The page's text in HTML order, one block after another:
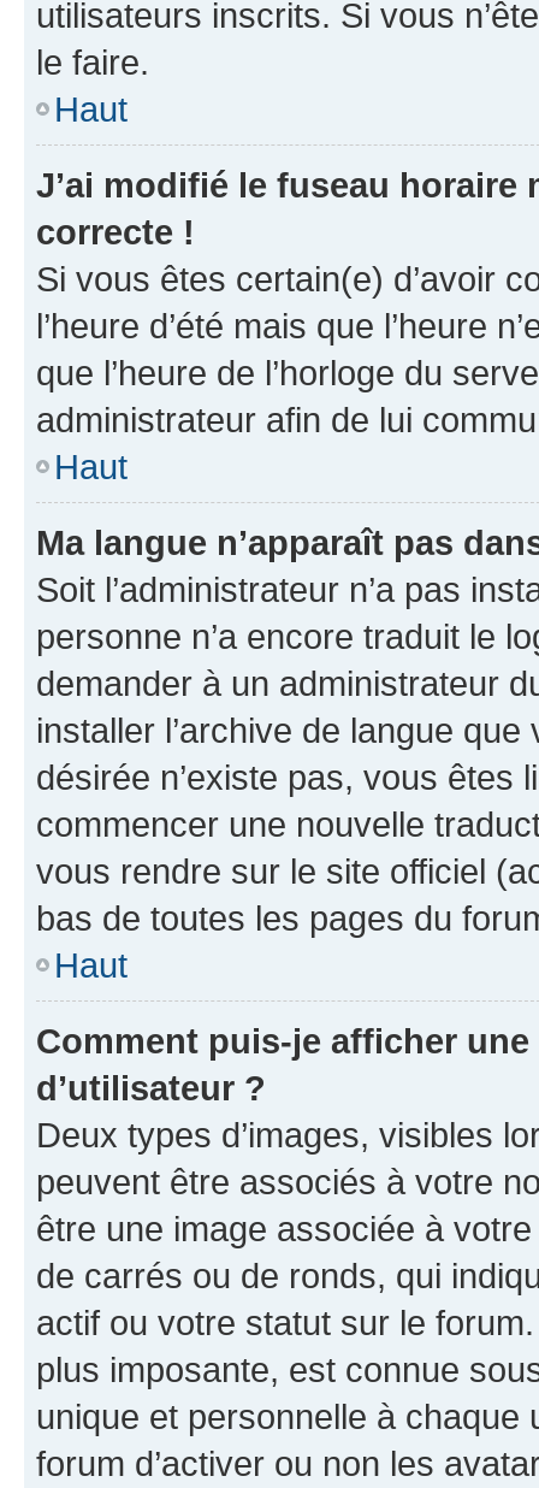
utilisateurs inscrits. Si vous
le faire.
Haut
J’ai modifié le fuseau horaire
correcte !
Si vous êtes certain(e) d’avoir
l’heure d’été mais que l’heure
que l’heure de l’horloge du
administrateur afin de lui
Haut
Ma langue n’apparaît pas
Soit l’administrateur n’a pas
personne n’a encore traduit le
demander à un administrateur
installer l’archive de langue
désirée n’existe pas, vous êtes
commencer une nouvelle
vous rendre sur le site officiel
bas de toutes les pages du
Haut
Comment puis-je afficher
d’utilisateur ?
Deux types d’images, visibles
peuvent être associés à votre
être une image associée à
de carrés ou de ronds, qui
actif ou votre statut sur le
plus imposante, est connue
unique et personnelle à chaque
forum d’activer ou non les